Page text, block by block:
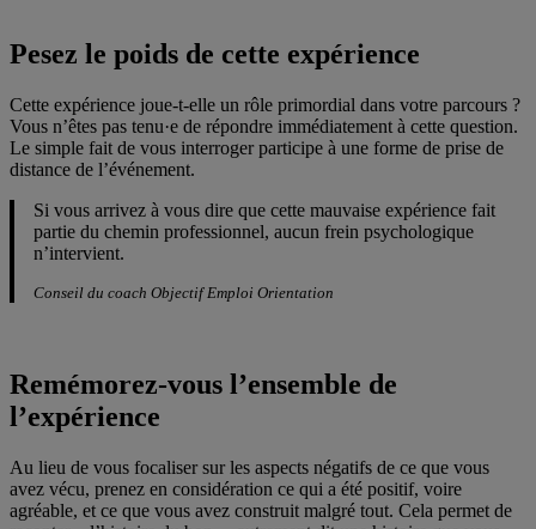
Pesez le poids de cette expérience
Cette expérience joue-t-elle un rôle primordial dans votre parcours ?
Vous n’êtes pas tenu·e de répondre immédiatement à cette question.
Le simple fait de vous interroger participe à une forme de prise de
distance de l’événement.
Si vous arrivez à vous dire que cette mauvaise expérience fait
partie du chemin professionnel, aucun frein psychologique
n’intervient.
Conseil du coach Objectif Emploi Orientation
Remémorez-vous l’ensemble de
l’expérience
Au lieu de vous focaliser sur les aspects négatifs de ce que vous
avez vécu, prenez en considération ce qui a été positif, voire
agréable, et ce que vous avez construit malgré tout. Cela permet de